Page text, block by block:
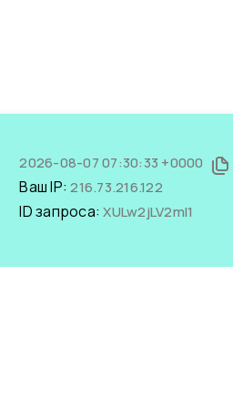
2026-08-07 07:30:33 +0000
Ваш IP:216.73.216.122
ID запроса:XULw2jLV2mI1